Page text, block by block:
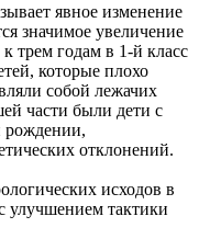
явное изменение
значимое увеличение
трем годам в 1-й класс
которые плохо
собой лежачих
части были дети с
рождении,
отклонений.
исходов в
улучшением тактики